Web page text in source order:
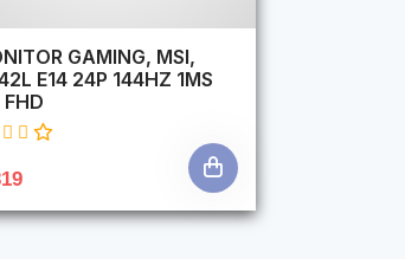
GAMING, MSI,
E14 24P 144HZ 1MS
FHD